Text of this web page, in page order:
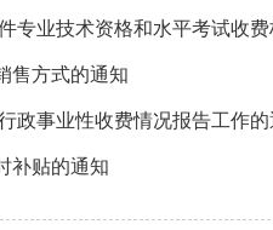
专业技术资格和水平考试收
售方式的通知
政事业性收费情况报告工作的
补贴的通知